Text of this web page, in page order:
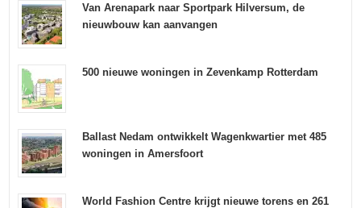
Van Arenapark naar Sportpark Hilversum, de
nieuwbouw kan aanvangen
500 nieuwe woningen in Zevenkamp Rotterdam
Ballast Nedam ontwikkelt Wagenkwartier met 485
woningen in Amersfoort
World Fashion Centre krijgt nieuwe torens en 261